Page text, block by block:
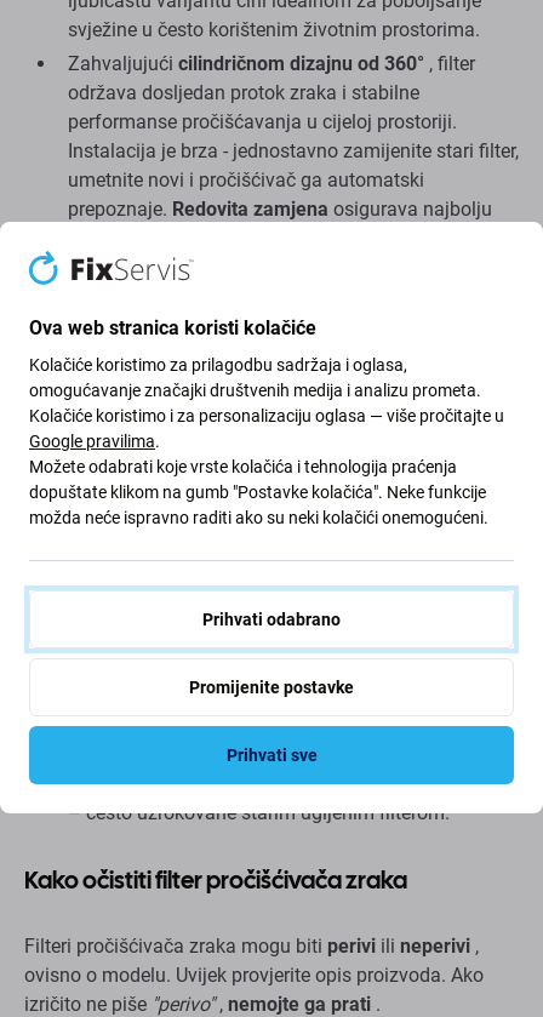
svježine u često korištenim životnim prostorima.
Zahvaljujući cilindričnom dizajnu od 360° , filter
održava dosljedan protok zraka i stabilne
performanse pročišćavanja u cijeloj prostoriji.
Instalacija je brza - jednostavno zamijenite stari filter,
umetnite novi i pročišćivač ga automatski
prepoznaje. Redovita zamjena osigurava najbolju
Izvrstan izbor za održavanje osjetno svježijeg zraka
sobama ili domovima s kućnim ljubimcima.
Rezervni dio za naknadnu ugradnju
Sadržaj paketa: 1 kom filter za prašinu
Kada zamijeniti filter pročišćivača zraka?
Ako je oštećen (napuknut okvir, poderan materijal,
labavi šavovi).
Ako je zasićen prašinom, dimom ili mirisima i ne
može se očistiti.
Ako pročišćivač zraka pokazuje smanjene
performanse ili protok zraka.
Ako indikatorska lampica na vašem pročišćivaču
zraka signalizira zamjenu filtera.
Ako primijetite neobične mirise koji dolaze iz uređaja
– često uzrokovane starim ugljenim filterom.
Kako očistiti filter pročišćivača zraka
Filteri pročišćivača zraka mogu biti perivi ili neperivi ,
ovisno o modelu. Uvijek provjerite opis proizvoda. Ako
izričito ne piše "perivo", nemojte ga prati .
Ova web stranica koristi kolačiće
Kolačiće koristimo za prilagodbu sadržaja i oglasa,
omogućavanje značajki društvenih medija i analizu prometa.
Kolačiće koristimo i za personalizaciju oglasa — više pročitajte u
Google pravilima.
Možete odabrati koje vrste kolačića i tehnologija praćenja
dopuštate klikom na gumb "Postavke kolačića". Neke funkcije
možda neće ispravno raditi ako su neki kolačići onemogućeni.
Prihvati odabrano
Promijenite postavke
Prihvati sve